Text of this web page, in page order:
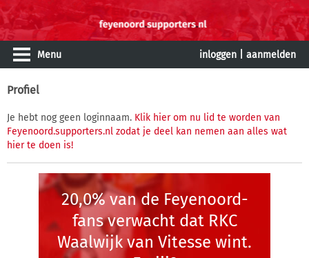
Menu inloggen aanmelden
Profiel
Je hebt nog geen loginnaam. Klik hier om nu lid te worden van
Feyenoord.supporters.nl zodat je deel kan nemen aan alles wat
hier te doen is!
20,0% van de Feyenoord-
fans verwacht dat RKC
Waalwijk van Vitesse wint.